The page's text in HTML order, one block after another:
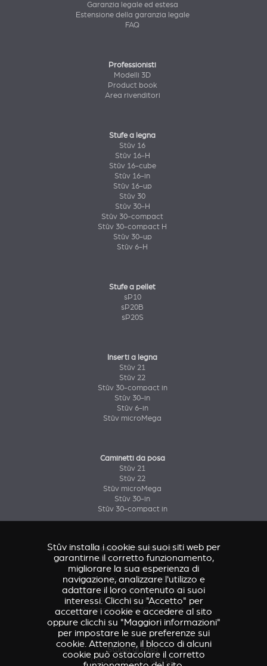
Garanzia legale ed estesa
Estensione della garanzia legale
FAQ
Professionisti
Modelli 3D
Product book
Area rivenditori
Stufe a legna
Stûv 16
Stûv 16-H
Stûv 16-cube
Stûv 16-in
Stûv 16-up
Stûv 30
Stûv 30-H
Stûv 30-compact
Stûv 30-compact H
Stûv 30-up
Stûv 6-H
Stufe a pellet
sP10
sP20B
sP20S
Inserti a legna
Stûv 21
Stûv 22
Stûv 30-compact in
Stûv 30-in
Stûv 6-in
Stûv microMega
Caminetti da posa
Stûv 21
Stûv 22
Stûv microMega
Stûv 30-in
Stûv 30-compact in
Accessori & rivestimenti
Accessorio Stûv 16
Accessori & rivestimenti Stûv 21
Accessori & rivestimenti Stûv 22
Accessorio Stûv microMega
Accessorio Stûv 30
Accessorio Stûv 30-compact
Studio di caso
Caresse d'Avenir
Stûv installa i cookie sui suoi siti web per
garantirne il corretto funzionamento,
migliorare la sua esperienza di
navigazione, analizzare l'utilizzo e
adattare il loro contenuto ai suoi
interessi. Clicchi su "Accetto" per
accettare i cookie e accedere al sito
oppure clicchi su "Maggiori informazioni"
per impostare le sue preferenze sui
cookie. Attenzione, il blocco di alcuni
cookie può ostacolare il corretto